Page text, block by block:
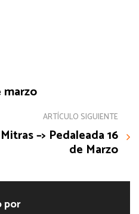
ARTÍCULO SIGUIENTE
–> Pedaleada 16
de Marzo
por